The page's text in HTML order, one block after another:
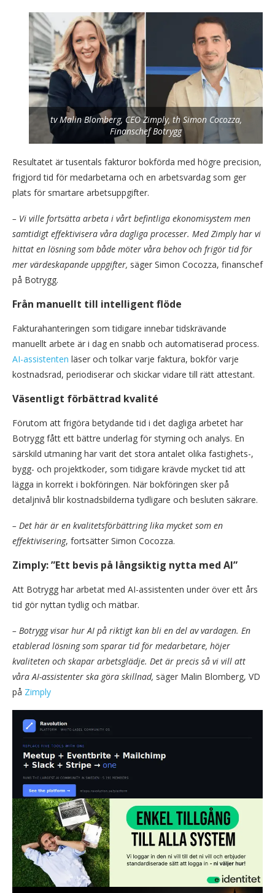
tv Malin Blomberg, CEO Zimply, th Simon Cocozza,
Finanschef Botrygg
Resultatet är tusentals fakturor bokförda med högre precision,
frigjord tid för medarbetarna och en arbetsvardag som ger
plats för smartare arbetsuppgifter.
– Vi ville fortsätta arbeta i vårt befintliga ekonomisystem men
samtidigt effektivisera våra dagliga processer. Med Zimply har vi
hittat en lösning som både möter våra behov och frigör tid för
mer värdeskapande uppgifter, säger Simon Cocozza, finanschef
på Botrygg.
Från manuellt till intelligent flöde
Fakturahanteringen som tidigare innebar tidskrävande
manuellt arbete är i dag en snabb och automatiserad process.
AI-assistenten läser och tolkar varje faktura, bokför varje
kostnadsrad, periodiserar och skickar vidare till rätt attestant.
Väsentligt förbättrad kvalité
Förutom att frigöra betydande tid i det dagliga arbetet har
Botrygg fått ett bättre underlag för styrning och analys. En
särskild utmaning har varit det stora antalet olika fastighets-,
bygg- och projektkoder, som tidigare krävde mycket tid att
lägga in korrekt i bokföringen. När bokföringen sker på
detaljnivå blir kostnadsbilderna tydligare och besluten säkrare.
– Det här är en kvalitetsförbättring lika mycket som en
effektivisering, fortsätter Simon Cocozza.
Zimply: ”Ett bevis på långsiktig nytta med AI”
Att Botrygg har arbetat med AI-assistenten under över ett års
tid gör nyttan tydlig och mätbar.
– Botrygg visar hur AI på riktigt kan bli en del av vardagen. En
etablerad lösning som sparar tid för medarbetare, höjer
kvaliteten och skapar arbetsglädje. Det är precis så vi vill att
våra AI-assistenter ska göra skillnad, säger Malin Blomberg, VD
på Zimply